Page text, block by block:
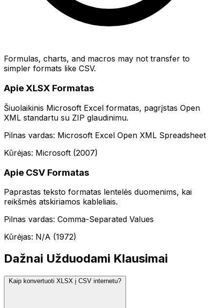
Formulas, charts, and macros may not transfer to
simpler formats like CSV.
Apie XLSX Formatas
Šiuolaikinis Microsoft Excel formatas, pagrįstas Open
XML standartu su ZIP glaudinimu.
Pilnas vardas: Microsoft Excel Open XML Spreadsheet
Kūrėjas: Microsoft (2007)
Apie CSV Formatas
Paprastas teksto formatas lentelės duomenims, kai
reikšmės atskiriamos kableliais.
Pilnas vardas: Comma-Separated Values
Kūrėjas: N/A (1972)
Dažnai Užduodami Klausimai
Kaip konvertuoti XLSX į CSV internetu?